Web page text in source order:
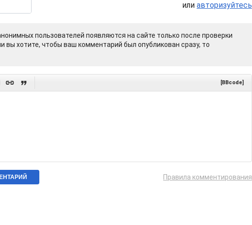
или авторизуйтесь
пользователей появляются на сайте только после проверки
вы хотите, чтобы ваш комментарий был опубликован сразу, то
  [BBcode]
Правила комментирования